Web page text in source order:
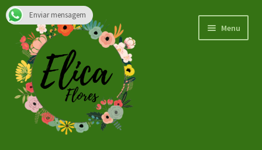
Pular
para
navegação
Pular
para
conteúdo
Menu
Enviar mensagem